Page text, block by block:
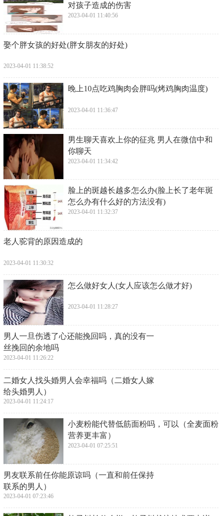
对孩子造成的伤害
2023-04-01 11:40:56
​娶个胖女孩的好处(胖女朋友的好处)
2023-04-01 11:38:52
​晚上10点吃鸡胸肉会胖吗(烤鸡胸肉温度)
2023-04-01 11:36:47
​男生聊天喜欢上你的征兆 男人在微信中和
你聊天
2023-04-01 11:34:42
​脸上的斑越长越多怎么办(脸上长了老年斑
怎么办有什么好的方法没有)
2023-04-01 11:32:37
​老人驼背的原因造成的
2023-04-01 11:30:32
​怎么做好女人(女人应该怎么做才好)
2023-04-01 11:28:27
​男人一旦伤透了心还能挽回吗，真的没有一
丝挽回的余地吗
2023-04-01 11:26:22
​二婚女人找头婚男人会幸福吗（二婚女人嫁
给头婚男人）
2023-04-01 11:24:17
​小麦粉能代替低筋面粉吗，可以（全麦面粉
营养更丰富）
2023-04-01 07:25:51
​男友联系前任你能原谅吗（一直和前任保持
联系的男人）
2023-04-01 07:23:46